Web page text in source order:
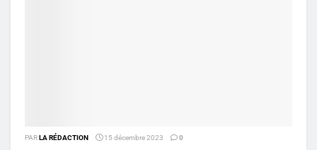
PARLA RÉDACTION 15 décembre 2023 0